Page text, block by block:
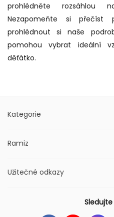
prohlédněte rozsáhlou
Nezapomeňte si přečíst
prohlédnout si naše
pomohou vybrat ideální
děťátko.
Kategorie
Ramiz
Užitečné odkazy